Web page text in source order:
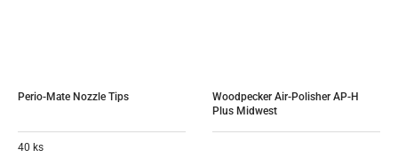
Perio-Mate Nozzle Tips
40 ks
Woodpecker Air-Polisher AP-H
Plus Midwest